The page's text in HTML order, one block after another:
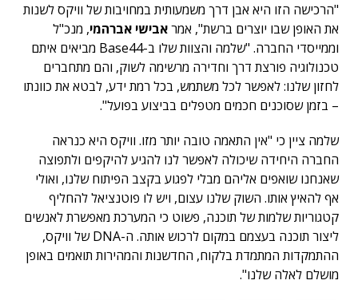
"הרכישה הזו היא אבן דרך משמעותית במחויבות של וויקס לשנות
את האופן שבו יוצרים ברשת", אמראבישי אברהמי, מנכ"ל
וממייסדי החברה. "שלמה והצוות שלו ב-Base44 מביאים איתם
טכנולוגיה פורצת דרך וחדירה מרשימה לשוק, והם מתחברים
לחזון שלנו: לאפשר לכל משתמש, בכל רמת ידע, לבטא את כוונתו
– בזמן שסוכנים חכמים מטפלים בביצוע בפועל".
שלמה ציין כי "אין התאמה טובה יותר מזו. וויקס היא כנראה
החברה היחידה שיכולה לאפשר לנו להגיע להיקפים ולתפוצה
שאנחנו שואפים אליהם מבלי לפגוע בקצב הפיתוח שלנו, ואולי
אף להאיץ אותו. השוק שלנו עצום, ויש לו פוטנציאל להחליף
קטגוריות שלמות של תוכנה, פשוט כי המערכת מאפשרת לאנשים
ליצור תוכנה בעצמם במקום לרכוש אותה. ה-DNA של וויקס,
ההתמקדות המתמדת בלקוח, החדשנות והמהירות תואמים באופן
מושלם לאלה שלנו".